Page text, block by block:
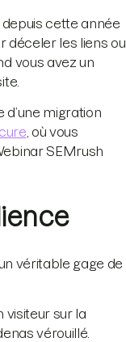
cette année
déceler les liens ou
vous avez un
d’une migration
, où vous
SEMrush
véritable gage de
visiteur sur la
vérouillé.